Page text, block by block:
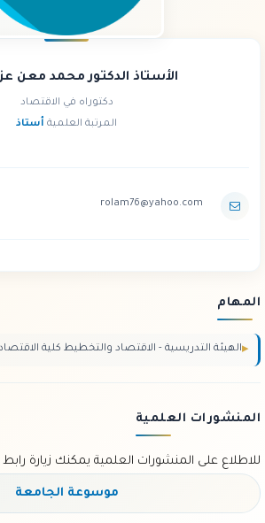
الأستاذ الدكتور محمد معن
دكتوراه في الاقتصاد
المرتبة العلمية أستاذ
rolam76@yahoo.com
المهام
الهيئة التدريسية - الاقتصاد والتخطيط كلية
المنشورات العلمية
للاطلاع على المنشورات العلمية يمكنك زيارة رابط
موسوعة الجامعة